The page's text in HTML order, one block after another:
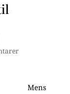
Mens